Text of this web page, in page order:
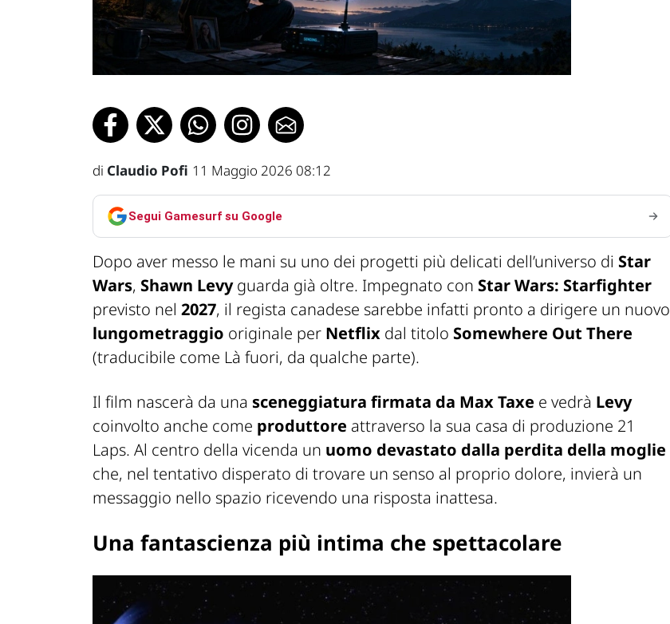
di Claudio Pofi 11 Maggio 2026 08:12
Segui Gamesurf su Google
Dopo aver messo le mani su uno dei progetti più delicati dell’universo di Star
Wars, Shawn Levyguarda già oltre. Impegnato con Star Wars: Starfighter
previsto nel 2027, il regista canadese sarebbe infatti pronto a dirigere un nuovo
lungometraggio originale per Netflix dal titolo Somewhere Out There
(traducibile come Là fuori, da qualche parte).
Il film nascerà da una sceneggiatura firmata da Max Taxe e vedrà Levy
coinvolto anche come produttore attraverso la sua casa di produzione 21
Laps. Al centro della vicenda un uomo devastato dalla perdita della moglie
che, nel tentativo disperato di trovare un senso al proprio dolore, invierà un
messaggio nello spazio ricevendo una risposta inattesa.
Una fantascienza più intima che spettacolare